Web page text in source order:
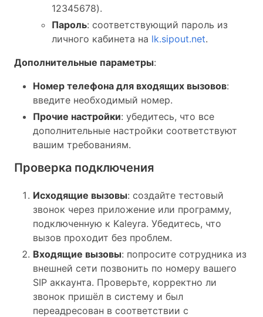
12345678).
Пароль: соответствующий пароль из
личного кабинета на lk.sipout.net.
Дополнительные параметры:
Номер телефона для входящих вызовов:
введите необходимый номер.
Прочие настройки: убедитесь, что все
дополнительные настройки соответствуют
вашим требованиям.
Проверка подключения
Исходящие вызовы: создайте тестовый
звонок через приложение или программу,
подключенную к Kaleyra. Убедитесь, что
вызов проходит без проблем.
Входящие вызовы: попросите сотрудника из
внешней сети позвонить по номеру вашего
SIP аккаунта. Проверьте, корректно ли
звонок пришёл в систему и был
переадресован в соответствии с